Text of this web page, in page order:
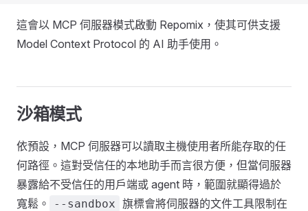
這會以 MCP 伺服器模式啟動 Repomix，使其可供支援
Model Context Protocol 的 AI 助手使用。
沙箱模式
依預設，MCP 伺服器可以讀取主機使用者所能存取的任
何路徑。這對受信任的本地助手而言很方便，但當伺服器
暴露給不受信任的用戶端或 agent 時，範圍就顯得過於
寬鬆。
--sandbox 旗標會將伺服器的文件工具限制在